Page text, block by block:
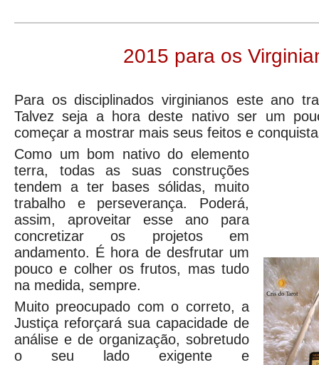
2015 para os
Para os disciplinados virginianos este ano
Talvez seja a hora deste nativo ser um
começar a mostrar mais seus feitos e
Como um bom nativo do elemento
terra, todas as suas construções
tendem a ter bases sólidas, muito
trabalho e perseverança. Poderá,
assim, aproveitar esse ano para
concretizar os projetos em
andamento. É hora de desfrutar um
pouco e colher os frutos, mas tudo
na medida, sempre.
Muito preocupado com o correto, a
Justiça reforçará sua capacidade de
análise e de organização, sobretudo
o seu lado exigente e